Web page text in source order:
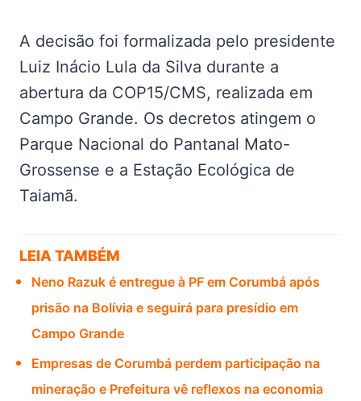
A decisão foi formalizada pelo presidente
Luiz Inácio Lula da Silva durante a
abertura da COP15/CMS, realizada em
Campo Grande. Os decretos atingem o
Parque Nacional do Pantanal Mato-
Grossense e a Estação Ecológica de
Taiamã.
LEIA TAMBÉM
Neno Razuk é entregue à PF em Corumbá após
prisão na Bolívia e seguirá para presídio em
Campo Grande
Empresas de Corumbá perdem participação na
mineração e Prefeitura vê reflexos na economia